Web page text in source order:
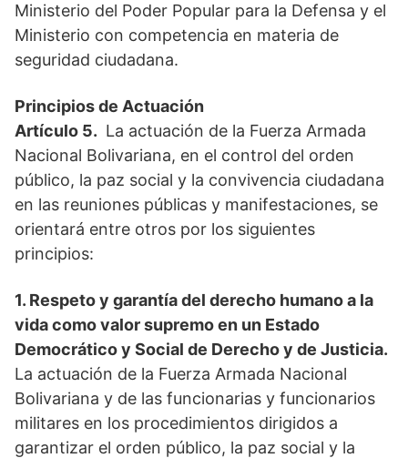
Ministerio del Poder Popular para la Defensa y el
Ministerio con competencia en materia de
seguridad ciudadana.
Principios de Actuación
Artículo 5. La actuación de la Fuerza Armada
Nacional Bolivariana, en el control del orden
público, la paz social y la convivencia ciudadana
en las reuniones públicas y manifestaciones, se
orientará entre otros por los siguientes
principios:
1. Respeto y garantía del derecho humano a la
vida como valor supremo en un Estado
Democrático y Social de Derecho y de Justicia.
La actuación de la Fuerza Armada Nacional
Bolivariana y de las funcionarias y funcionarios
militares en los procedimientos dirigidos a
garantizar el orden público, la paz social y la